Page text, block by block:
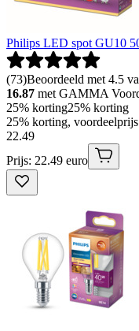
Philips LED spot GU10
(73)Beoordeeld met 4.5
16.87 met GAMMA
25% korting25% korting
25% korting,
22.49
Prijs: 22.49 euro